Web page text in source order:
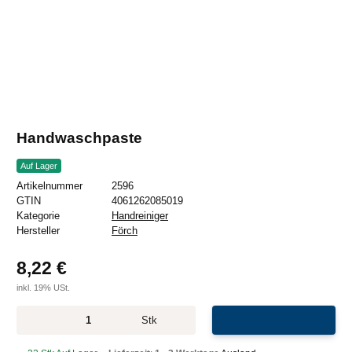
Handwaschpaste
Auf Lager
Artikelnummer
2596
GTIN
4061262085019
Kategorie
Handreiniger
Hersteller
Förch
8,22 €
inkl. 19% USt.
Stk